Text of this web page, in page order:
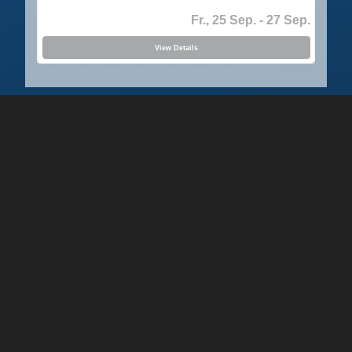
Fr., 25 Sep. - 27 Sep.
View Details